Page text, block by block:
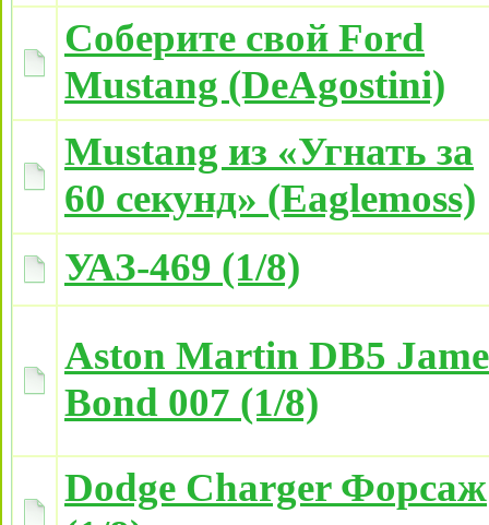
Соберите свой Ford
Mustang (DeAgostini)
Mustang из «Угнать за
60 секунд» (Eaglemoss)
УАЗ-469 (1/8)
Aston Martin DB5
Bond 007 (1/8)
Dodge Charger Форсаж